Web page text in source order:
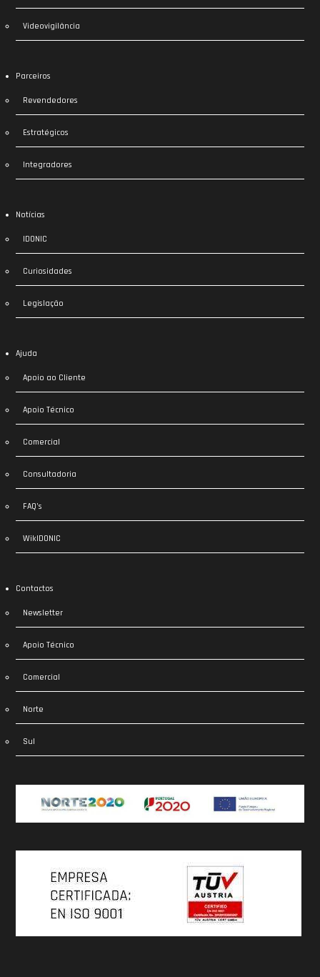
Videovigilância
Parceiros
Revendedores
Estratégicos
Integradores
Notícias
IDONIC
Curiosidades
Legislação
Ajuda
Apoio ao Cliente
Apoio Técnico
Comercial
Consultadoria
FAQ’s
WikIDONIC
Contactos
Newsletter
Apoio Técnico
Comercial
Norte
Sul